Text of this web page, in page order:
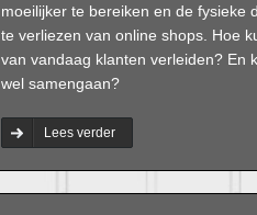
moeilijker te bereiken en de fysieke
te verliezen van online shops. Hoe
van vandaag klanten verleiden? En
wel samengaan?
Lees verder